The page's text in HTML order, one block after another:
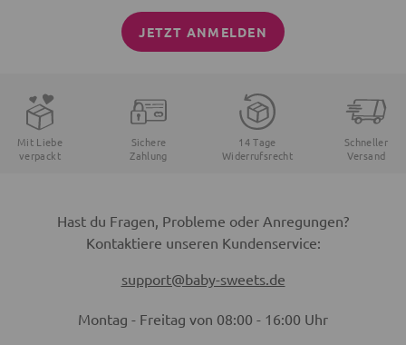
JETZT ANMELDEN
Mit Liebe
verpackt
Sichere
Zahlung
14 Tage
Widerrufsrecht
Schneller
Versand
Hast du Fragen, Probleme oder Anregungen?
Kontaktiere unseren Kundenservice:
support@baby-sweets.de
Montag - Freitag von 08:00 - 16:00 Uhr